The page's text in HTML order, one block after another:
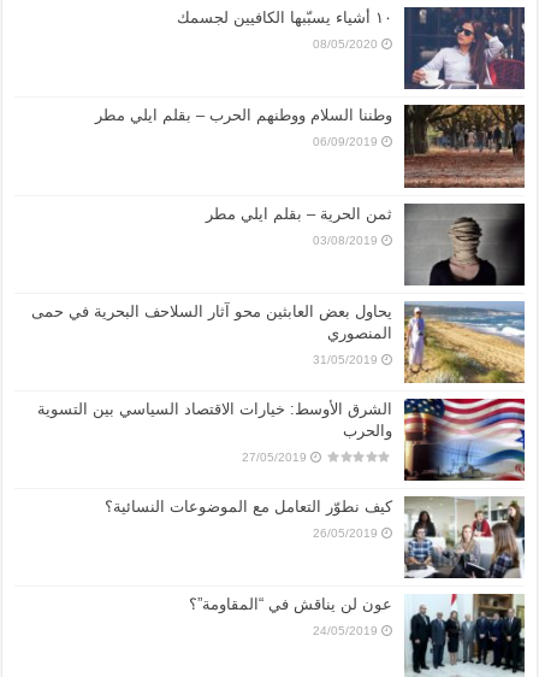
١٠ أشياء يسبّبها الكافيين لجسمك
08/05/2020
وطننا السلام ووطنهم الحرب – بقلم ايلي مطر
06/09/2019
ثمن الحرية – بقلم ايلي مطر
03/08/2019
يحاول بعض العابثين محو آثار السلاحف البحرية في حمى
المنصوري
31/05/2019
الشرق الأوسط: خيارات الاقتصاد السياسي بين التسوية
والحرب
27/05/2019
كيف نطوّر التعامل مع الموضوعات النسائية؟
26/05/2019
عون لن يناقش في “المقاومة”؟
24/05/2019